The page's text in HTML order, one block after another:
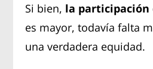
Si bien, la participación
es mayor, todavía falta
una verdadera equidad.